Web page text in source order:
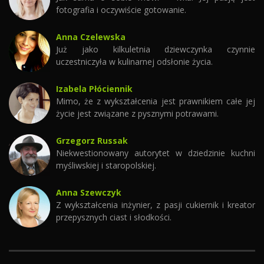
fotografia i oczywiście gotowanie.
Anna Czelewska
Już jako kilkuletnia dziewczynka czynnie
uczestniczyła w kulinarnej odsłonie życia.
Izabela Płóciennik
Mimo, że z wykształcenia jest prawnikiem całe jej
życie jest związane z pysznymi potrawami.
Grzegorz Russak
Niekwestionowany autorytet w dziedzinie kuchni
myśliwskiej i staropolskiej.
Anna Szewczyk
Z wykształcenia inżynier, z pasji cukiernik i kreator
przepysznych ciast i słodkości.